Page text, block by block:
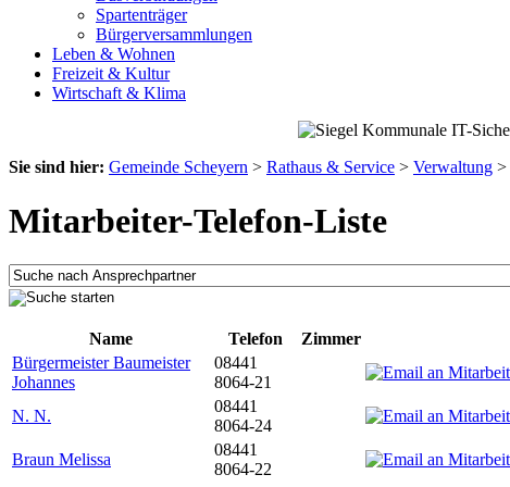
Spartenträger
Bürgerversammlungen
Leben & Wohnen
Freizeit & Kultur
Wirtschaft & Klima
Sie sind hier: Gemeinde Scheyern > Rathaus & Service > Verwaltung >
Mitarbeiter-Telefon-Liste
Name
Telefon Zimmer
Bürgermeister Baumeister
Johannes
08441
8064-21
N. N.
08441
8064-24
Braun Melissa
08441
8064-22